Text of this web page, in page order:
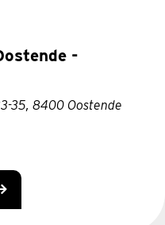
-
35, 8400 Oostende